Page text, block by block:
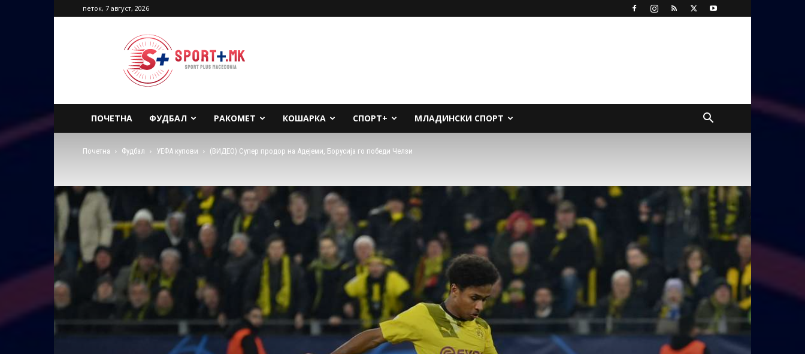
петок, 7 август, 2026
Sport
Plus
Macedonia
ПОЧЕТНА ФУДБАЛ РАКОМЕТ КОШАРКА СПОРТ+ МЛАДИНСКИ СПОРТ
Почетна Фудбал УЕФА купови (ВИДЕО) Супер продор на Адејеми, Борусија го победи Челзи